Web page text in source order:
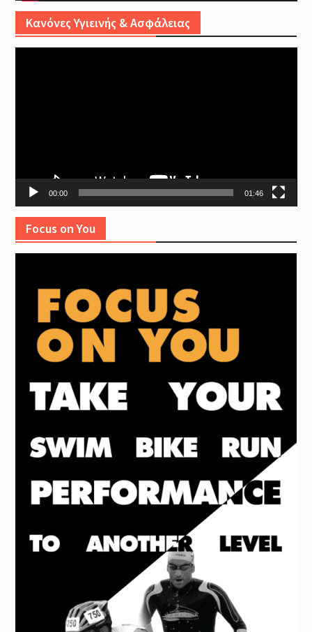
Κανόνες Υγιεινής & Ασφάλειας
00:00 01:46
Focus on You